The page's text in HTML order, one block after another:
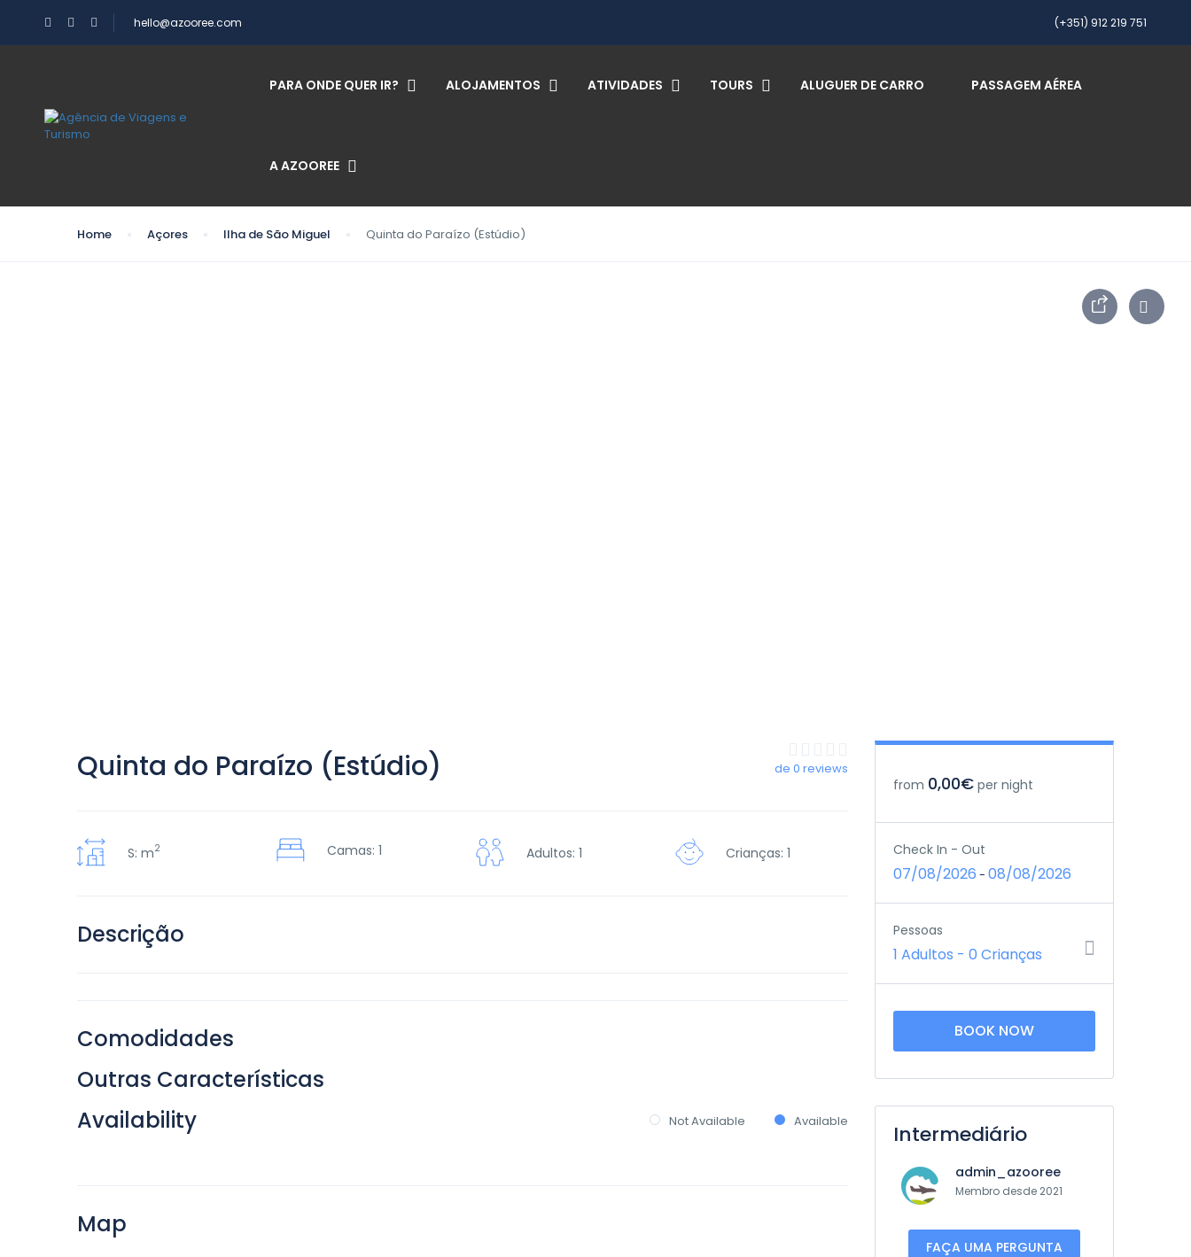
hello@azooree.com (+351) 912 219 751
PARA ONDE QUER IR? ALOJAMENTOS ATIVIDADES TOURS ALUGUER DE CARRO PASSAGEM AÉREA
A AZOOREE
Home Açores Ilha de São Miguel Quinta do Paraízo (Estúdio)
Quinta do Paraízo (Estúdio) de 0 reviews
S: m2 Camas: 1 Adultos: 1 Crianças: 1
Descrição
Comodidades
Outras Características
Availability
Not Available Available
Map
from 0,00€ per night
Check In - Out
07/08/2026 - 08/08/2026
Pessoas
1 Adultos - 0 Crianças
BOOK NOW
Intermediário
admin_azooree
Membro desde 2021
FAÇA UMA PERGUNTA